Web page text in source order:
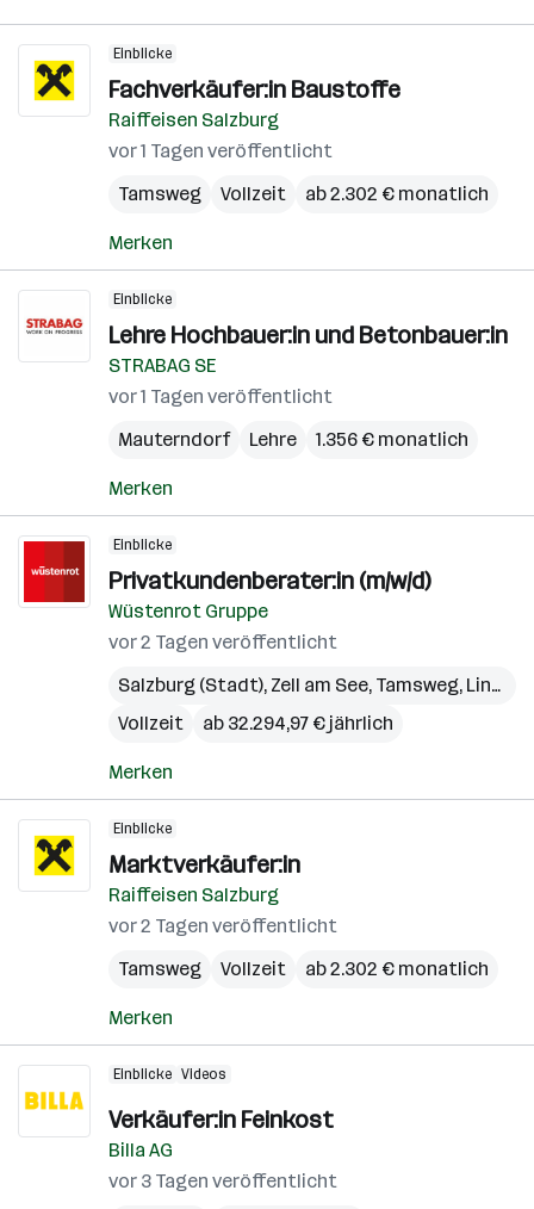
Einblicke
Fachverkäufer:in Baustoffe
Raiffeisen Salzburg
vor 1 Tagen veröffentlicht
Tamsweg
Vollzeit ab 2.302 € monatlich
Merken
Einblicke
Lehre Hochbauer:in und Betonbauer:in
STRABAG SE
vor 1 Tagen veröffentlicht
Mauterndorf
Lehre 1.356 € monatlich
Merken
Einblicke
Privatkundenberater:in (m/w/d)
Wüstenrot Gruppe
vor 2 Tagen veröffentlicht
Salzburg (Stadt), Zell am See, Tamsweg, Linz
Vollzeit
ab 32.294,97 € jährlich
Merken
Einblicke
Marktverkäufer:in
Raiffeisen Salzburg
vor 2 Tagen veröffentlicht
Tamsweg
Vollzeit ab 2.302 € monatlich
Merken
Einblicke Videos
Verkäufer:in Feinkost
Billa AG
vor 3 Tagen veröffentlicht